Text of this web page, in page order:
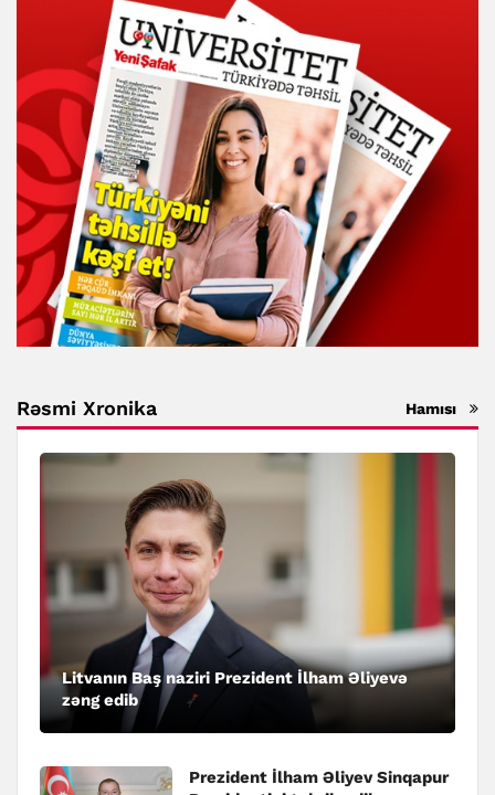
Rəsmi Xronika Hamısı
Litvanın Baş naziri Prezident İlham Əliyevə
zəng edib
Prezident İlham Əliyev Sinqapur